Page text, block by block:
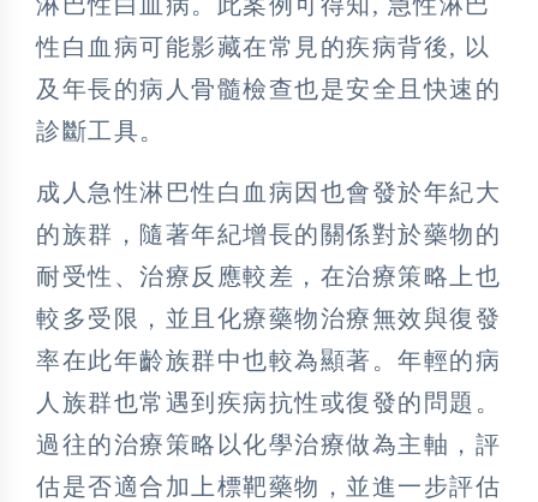
性白血病可能影藏在常見的疾病背後, 以
及年長的病人骨髓檢查也是安全且快速的
診斷工具。
成人急性淋巴性白血病因也會發於年紀大
的族群，隨著年紀增長的關係對於藥物的
耐受性、治療反應較差，在治療策略上也
較多受限，並且化療藥物治療無效與復發
率在此年齡族群中也較為顯著。年輕的病
人族群也常遇到疾病抗性或復發的問題。
過往的治療策略以化學治療做為主軸，評
估是否適合加上標靶藥物，並進一步評估